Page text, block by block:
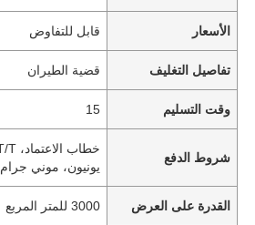
الأسعار قابل للتفاوض
تفاصيل التغليف قضية الطيران
وقت التسليم 15
شروط الدفع
يونيون، موني جرام
القدرة على العرض 3000 للمتر المربع